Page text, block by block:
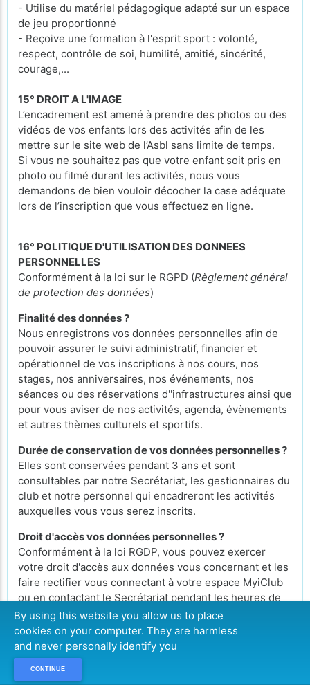
- Utilise du matériel pédagogique adapté sur un espace
de jeu proportionné
- Reçoive une formation à l'esprit sport : volonté,
respect, contrôle de soi, humilité, amitié, sincérité,
courage,...
15° DROIT A L'IMAGE
L’encadrement est amené à prendre des photos ou des
vidéos de vos enfants lors des activités afin de les
mettre sur le site web de l’Asbl sans limite de temps.
Si vous ne souhaitez pas que votre enfant soit pris en
photo ou filmé durant les activités, nous vous
demandons de bien vouloir décocher la case adéquate
lors de l’inscription que vous effectuez en ligne.
16° POLITIQUE D'UTILISATION DES DONNEES
PERSONNELLES
Conformément à la loi sur le RGPD (Règlement général
de protection des données)
Finalité des données ?
Nous enregistrons vos données personnelles afin de
pouvoir assurer le suivi administratif, financier et
opérationnel de vos inscriptions à nos cours, nos
stages, nos anniversaires, nos événements, nos
séances ou des réservations d''infrastructures ainsi que
pour vous aviser de nos activités, agenda, évènements
et autres thèmes culturels et sportifs.
Durée de conservation de vos données personnelles ?
Elles sont conservées pendant 3 ans et sont
consultables par notre Secrétariat, les gestionnaires du
club et notre personnel qui encadreront les activités
auxquelles vous vous serez inscrits.
Droit d'accès vos données personnelles ?
Conformément à la loi RGDP, vous pouvez exercer
votre droit d'accès aux données vous concernant et les
faire rectifier vous connectant à votre espace MyiClub
ou en contactant le Secrétariat pendant les heures de
bureau.
Comment retirer mon consentement ?
Si vous désirez retirer votre consentement pour
l'utilisation de vos données personnelles ou celui d'un
By using this website you allow us to place
cookies on your computer. They are harmless
and never personally identify you
CONTINUE